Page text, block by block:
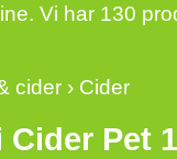
Vi har 130
cider › Cider
Pet